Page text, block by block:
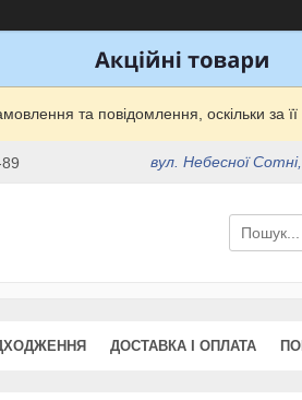
та повідомлення, оскільки за
вул. Небесної
ДОСТАВКА І ОПЛАТА